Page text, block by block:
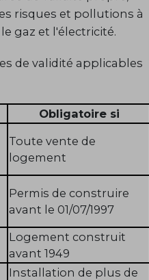
risques et pollutions à
gaz et l'électricité.
de validité applicables
Obligatoire si
Toute vente de
logement
Permis de construire
avant le 01/07/1997
Logement construit
avant 1949
Installation de plus de